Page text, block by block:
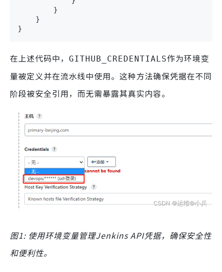
        }
    }
}
在上述代码中， GITHUB_CREDENTIALS作为环境变
量被定义并在流水线中使用。这种方法确保凭据在不同
阶段被安全引用，而无需暴露其真实内容。
图1: 使用环境变量管理Jenkins API凭据，确保安全性
和便利性。